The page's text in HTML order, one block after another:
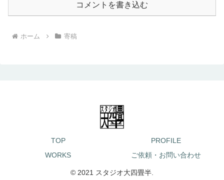
コメントを書き込む
ホーム 寄稿
TOP
PROFILE
WORKS
ご依頼・お問い合わせ
© 2021 スタジオ大四畳半.